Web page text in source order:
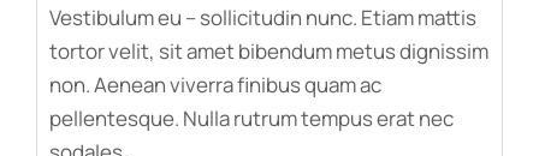
Vestibulum eu – sollicitudin nunc. Etiam mattis
tortor velit, sit amet bibendum metus dignissim
non. Aenean viverra finibus quam ac
pellentesque. Nulla rutrum tempus erat nec